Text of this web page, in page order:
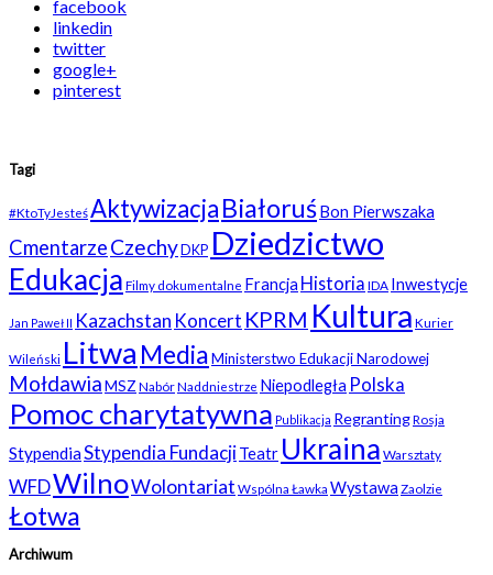
facebook
linkedin
twitter
google+
pinterest
Tagi
#KtoTyJesteśAktywizacjaBiałoruśBon Pierwszaka
CmentarzeCzechy DKP Dziedzictwo
Edukacja Filmy dokumentalne Francja Historia IDA Inwestycje
Jan Paweł II Kazachstan Koncert KPRM Kultura Kurier
Wileński Litwa MediaMinisterstwo Edukacji Narodowej
MołdawiaMSZ NabórNaddniestrze Niepodległa Polska
Pomoc charytatywna Publikacja RegrantingRosja
StypendiaStypendia FundacjiTeatr Ukraina Warsztaty
WFDWilnoWolontariat Wspólna Ławka Wystawa Zaolzie
Łotwa
Archiwum